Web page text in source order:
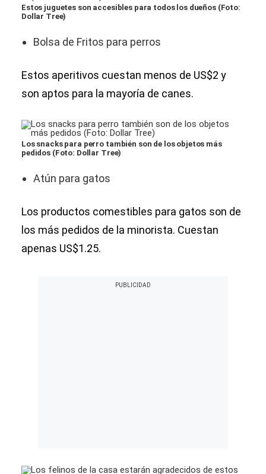
Estos juguetes son accesibles para todos los dueños (Foto:
Dollar Tree)
Bolsa de Fritos para perros
Estos aperitivos cuestan menos de US$2 y
son aptos para la mayoría de canes.
Los snacks para perro también son de los objetos más
pedidos (Foto: Dollar Tree)
Atún para gatos
Los productos comestibles para gatos son de
los más pedidos de la minorista. Cuestan
apenas US$1.25.